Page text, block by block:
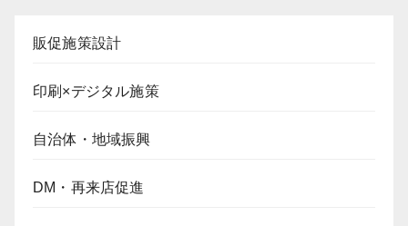
販促施策設計
印刷×デジタル施策
自治体・地域振興
DM・再来店促進